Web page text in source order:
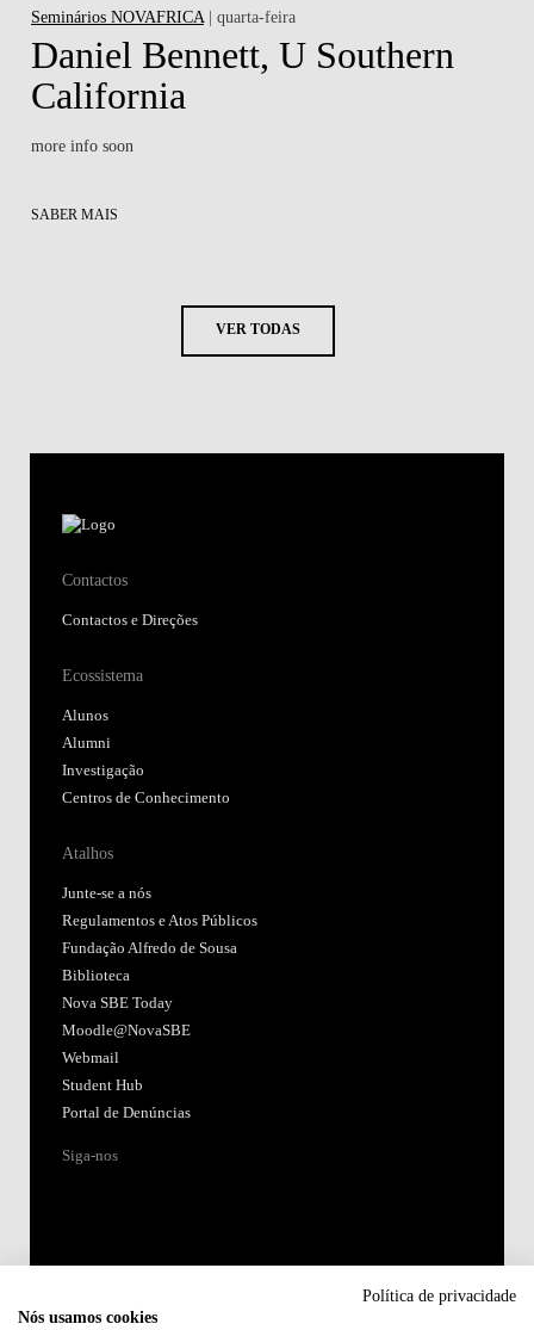
Seminários NOVAFRICA | quarta-feira
Daniel Bennett, U Southern
California
more info soon
SABER MAIS
VER TODAS
Contactos
Contactos e Direções
Ecossistema
Alunos
Alumni
Investigação
Centros de Conhecimento
Atalhos
Junte-se a nós
Regulamentos e Atos Públicos
Fundação Alfredo de Sousa
Biblioteca
Nova SBE Today
Moodle@NovaSBE
Webmail
Student Hub
Portal de Denúncias
Siga-nos
Política de privacidade
Nós usamos cookies